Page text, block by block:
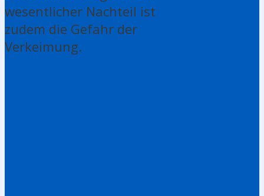
wesentlicher Nachteil ist
zudem die Gefahr der
Verkeimung.